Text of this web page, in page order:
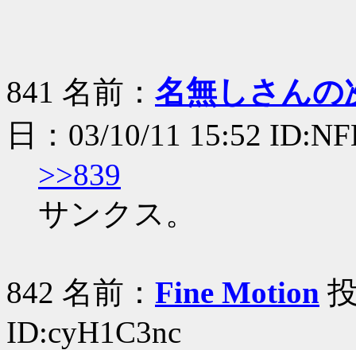
841 名前： 名無しさん
日：03/10/11 15:52
>>839
サンクス。
842 名前： Fine Motion
ID:cyH1C3nc